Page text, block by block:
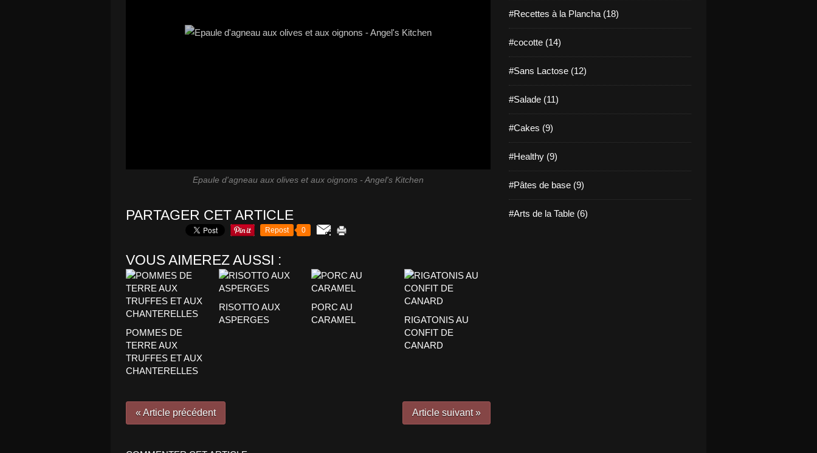
Epaule d'agneau aux olives et aux oignons - Angel's Kitchen
PARTAGER CET ARTICLE
Repost 0
VOUS AIMEREZ AUSSI :
POMMES DE
TERRE AUX
TRUFFES ET AUX
CHANTERELLES
RISOTTO AUX
ASPERGES
PORC AU
CARAMEL
RIGATONIS AU
CONFIT DE
CANARD
« Article précédent Article suivant »
#Recettes à la Plancha (18)
#cocotte (14)
#Sans Lactose (12)
#Salade (11)
#Cakes (9)
#Healthy (9)
#Pâtes de base (9)
#Arts de la Table (6)